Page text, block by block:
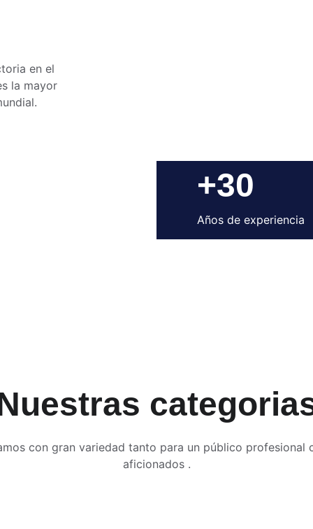
en el
la mayor
+30
Años de experiencia
con gran variedad tanto para un público profesional
aficionados .